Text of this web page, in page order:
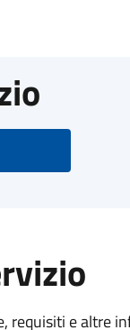
requisiti e altre